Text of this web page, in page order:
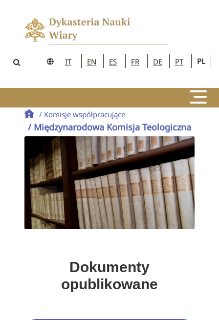
IT EN ES FR DE PT PL
/ Komisje współpracujące
/ Międzynarodowa Komisja Teologiczna
Dokumenty
opublikowane